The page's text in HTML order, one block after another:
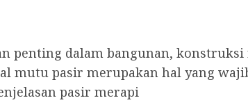
penting dalam bangunan,
mutu pasir merupakan hal yang
pasir merapi